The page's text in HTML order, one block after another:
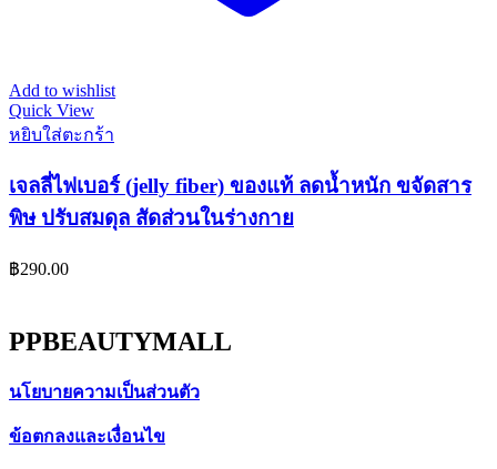
Add to wishlist
Quick View
หยิบใส่ตะกร้า
เจลลี่ไฟเบอร์ (jelly fiber) ของแท้ ลดน้ำหนัก ขจัดสาร
พิษ ปรับสมดุล สัดส่วนในร่างกาย
฿290.00
PPBEAUTYMALL
นโยบายความเป็นส่วนตัว
ข้อตกลงและเงื่อนไข